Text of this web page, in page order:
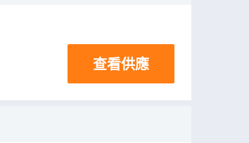
查看供應